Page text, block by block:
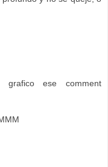
grafico ese comment